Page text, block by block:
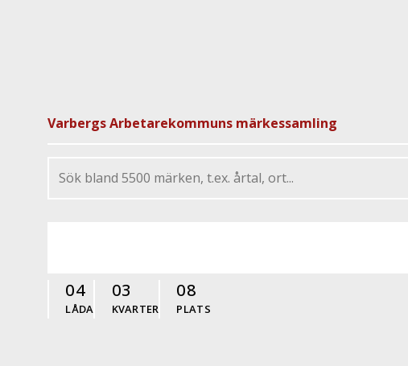
Varbergs Arbetarekommuns märkessamling
04
LÅDA
03
KVARTER
08
PLATS